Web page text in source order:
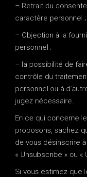
– Retrait du
caractère personnel ;
– Objection à la
personnel ;
– la possibilité de
contrôle du
personnel ou à
jugez nécessaire.
En ce qui concerne
proposons, sachez
de vous désinscrire
« Unsubscribe » ou «
Si vous estimez que